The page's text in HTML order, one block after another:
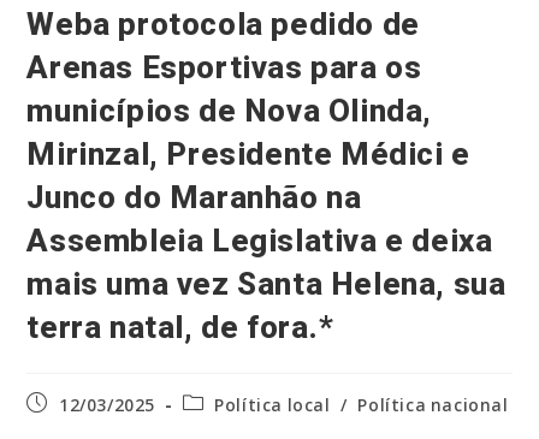
Weba protocola pedido de
Arenas Esportivas para os
municípios de Nova Olinda,
Mirinzal, Presidente Médici e
Junco do Maranhão na
Assembleia Legislativa e deixa
mais uma vez Santa Helena, sua
terra natal, de fora.*
Post12/03/2025
Categoria
Política local / Política nacional